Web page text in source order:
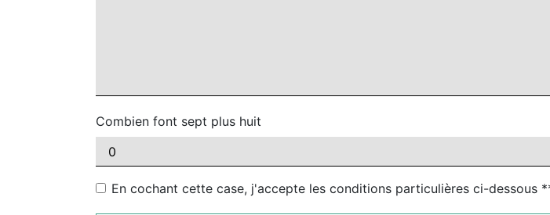
Combien font sept plus huit
En cochant cette case, j'accepte les conditions particulières ci-dessous